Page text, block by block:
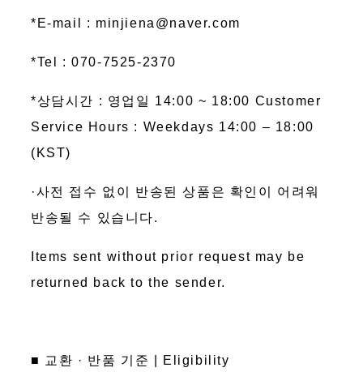
*E-mail : minjiena@naver.com
*Tel : 070-7525-2370
*상담시간 : 영업일 14:00 ~ 18:00 Customer
Service Hours : Weekdays 14:00 – 18:00
(KST)
·사전 접수 없이 반송된 상품은 확인이 어려워
반송될 수 있습니다.
Items sent without prior request may be
returned back to the sender.
■ 교환 · 반품 기준 | Eligibility